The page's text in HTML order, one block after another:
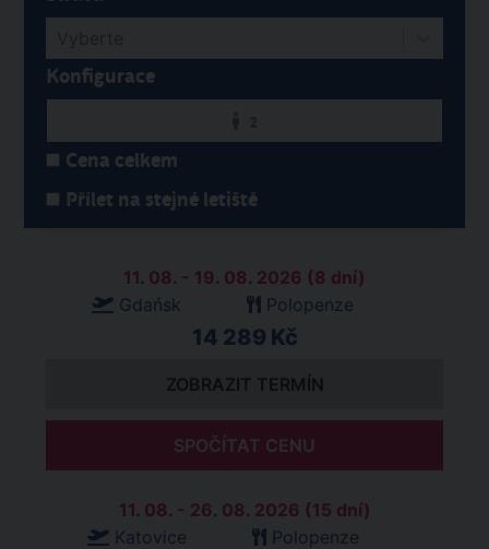
Konfigurace
Cena celkem
Přílet na stejné letiště
11. 08. - 19. 08. 2026 (8 dní)
Gdańsk
Polopenze
14 289 Kč
ZOBRAZIT TERMÍN
SPOČÍTAT CENU
11. 08. - 26. 08. 2026 (15 dní)
Katovice
Polopenze